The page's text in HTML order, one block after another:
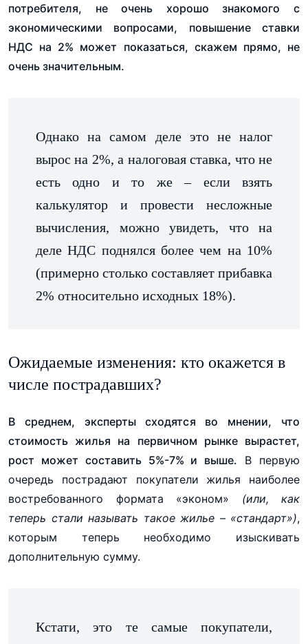
потребителя, не очень хорошо знакомого с
экономическими вопросами, повышение ставки
НДС на 2% может показаться, скажем прямо, не
очень значительным.
Однако на самом деле это не налог
вырос на 2%, а налоговая ставка, что не
есть одно и то же – если взять
калькулятор и провести несложные
вычисления, можно увидеть, что на
деле НДС поднялся более чем на 10%
(примерно столько составляет прибавка
2% относительно исходных 18%).
Ожидаемые изменения: кто окажется в
числе пострадавших?
В среднем, эксперты сходятся во мнении, что
стоимость жилья на первичном рынке вырастет,
рост может составить 5%-7% и выше. В первую
очередь пострадают покупатели жилья наиболее
востребованного формата «эконом» (или, как
теперь стали называть такое жилье – «стандарт»),
которым теперь необходимо изыскивать
дополнительную сумму.
Кстати, это те самые покупатели,